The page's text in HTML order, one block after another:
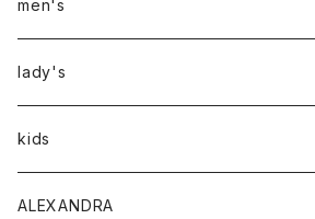
men's
アウター
トップス
Tシャツ
ボトムス
lady's
アウター
トップス
kids
ALEXANDRA